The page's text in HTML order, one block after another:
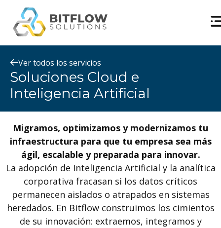
Ver todos los servicios
Soluciones Cloud e
Inteligencia Artificial
Migramos, optimizamos y modernizamos tu
infraestructura para que tu empresa sea más
ágil, escalable y preparada para innovar.
La adopción de Inteligencia Artificial y la analítica
corporativa fracasan si los datos críticos
permanecen aislados o atrapados en sistemas
heredados. En Bitflow construimos los cimientos
de su innovación: extraemos, integramos y